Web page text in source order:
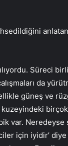
Süreci
da
güneş ve
kuzeyindeki
var. Neredeyse
için iyidir’